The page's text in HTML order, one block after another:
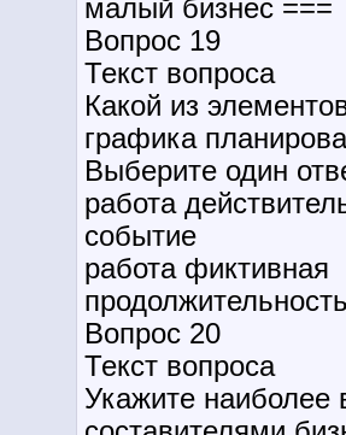
малый бизнес ===
Вопрос 19
Текст вопроса
Какой из
графика
Выберите один
работа
событие
работа фиктивная
Вопрос 20
Текст вопроса
Укажите наиболее